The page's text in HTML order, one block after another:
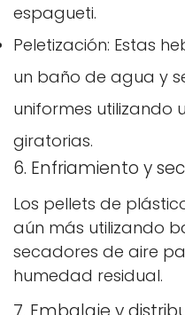
espagueti.
Peletización: Estas
un baño de agua y
uniformes utilizando
giratorias.
6. Enfriamiento y
Los pellets de
aún más utilizando
secadores de aire
humedad residual.
¿Tienes
No, no lo soy.